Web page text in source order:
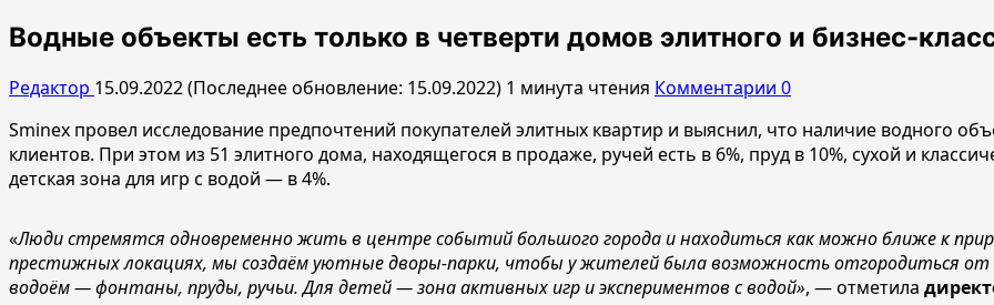
Водные объекты есть только в четверти домов элитного и бизнес-
Редактор 15.09.2022 (Последнее обновление: 15.09.2022) 1 минута чтения Комментарии 0
Sminex провел исследование предпочтений покупателей элитных квартир и выяснил, что наличие водного
клиентов. При этом из 51 элитного дома, находящегося в продаже, ручей есть в 6%, пруд в 10%, сухой и
детская зона для игр с водой — в 4%.
«Люди стремятся одновременно жить в центре событий большого города и находиться как можно ближе к
престижных локациях, мы создаём уютные дворы-парки, чтобы у жителей была возможность отгородиться от
водоём — фонтаны, пруды, ручьи. Для детей — зона активных игр и экспериментов с водой», — отметила